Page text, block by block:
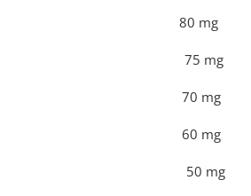
ekstrakt
ekstrakt
ekstrakt
ekstrakt